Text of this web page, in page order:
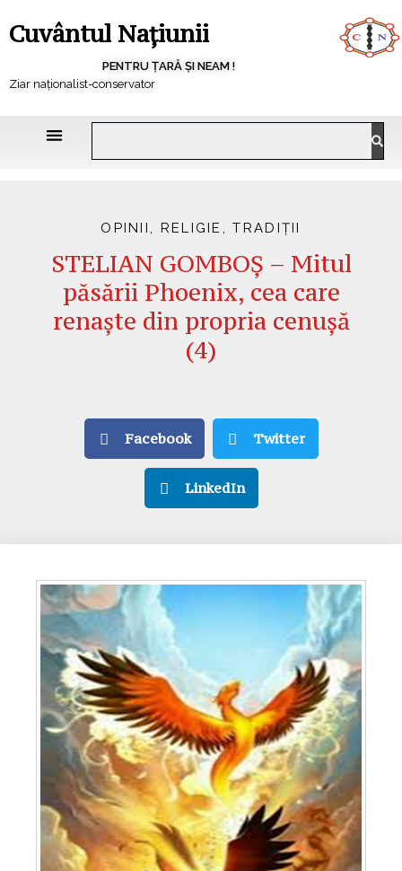
Cuvântul Națiunii
PENTRU ȚARĂ ȘI NEAM !
Ziar naționalist-conservator
OPINII, RELIGIE ,TRADIȚII
STELIAN GOMBOȘ – Mitul
păsării Phoenix, cea care
renaște din propria cenușă
(4)
Facebook Twitter
LinkedIn